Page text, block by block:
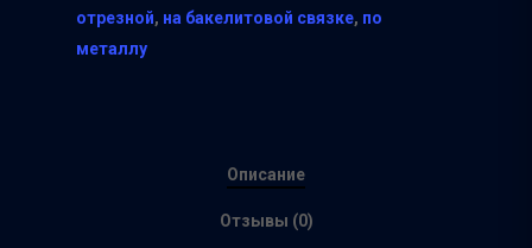
отрезной, на бакелитовой связке, по
металлу
Описание
Отзывы (0)